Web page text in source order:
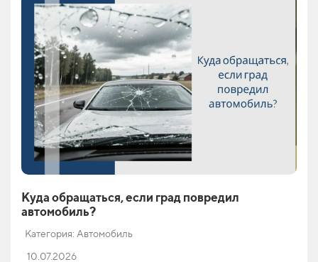
Куда обращаться, если град повредил
автомобиль?
Категория: Автомобиль
10.07.2026